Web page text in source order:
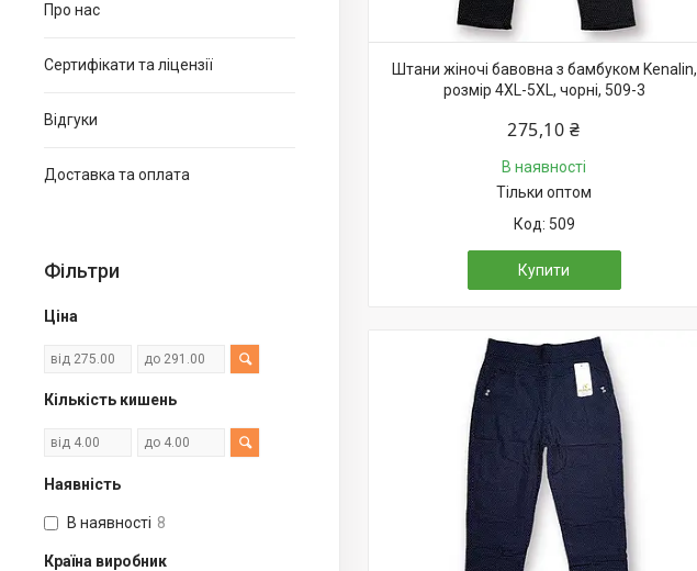
Про нас
Сертифікати та ліцензії
Відгуки
Доставка та оплата
Фільтри
Ціна
Кількість кишень
Наявність
В наявності 8
Країна виробник
Штани жіночі бавовна з бамбуком Kenalin,
розмір 4XL-5XL, чорні, 509-3
275,10 ₴
В наявності
Тільки оптом
509
Купити